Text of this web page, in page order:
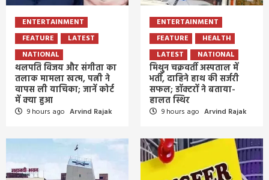
ENTERTAINMENT
FEATURE
LATEST
NATIONAL
थलपति विजय और संगीता का
तलाक मामला खत्म, पत्नी ने
वापस ली याचिका; जानें कोर्ट
में क्या हुआ
9 hours ago Arvind Rajak
ENTERTAINMENT
FEATURE
HEALTH
LATEST
NATIONAL
मिथुन चक्रवर्ती अस्पताल में
भर्ती, दाहिने हाथ की सर्जरी
सफल; डॉक्टरों ने बताया-
हालत स्थिर
9 hours ago Arvind Rajak